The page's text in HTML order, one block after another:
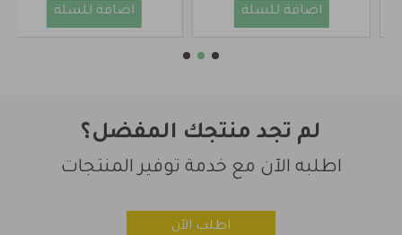
اضافة للسلة اضافة للسلة
لم تجد منتجك المفضل؟
اطلبه الآن مع خدمة توفير المنتجات
اطلب الآن